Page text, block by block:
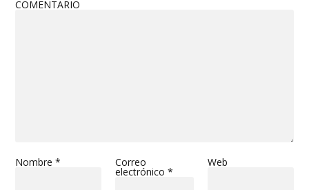
COMENTARIO
Nombre* Correo
electrónico *
Web